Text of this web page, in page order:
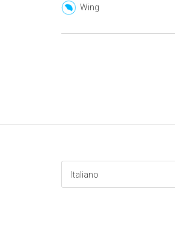
Wing
Italiano